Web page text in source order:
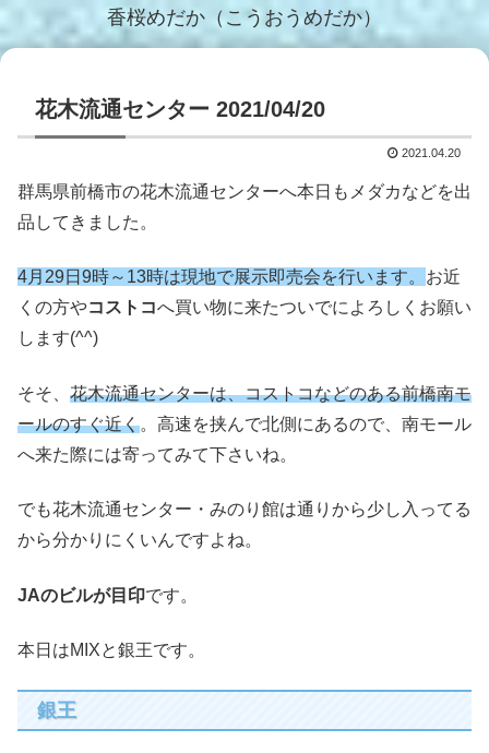
香桜めだか（こうおうめだか）
花木流通センター 2021/04/20
2021.04.20
群馬県前橋市の花木流通センターへ本日もメダカなどを出
品してきました。
4月29日9時～13時は現地で展示即売会を行います。 お近
くの方やコストコへ買い物に来たついでによろしくお願い
します(^^)
そそ、 花木流通センターは、コストコなどのある前橋南モ
ールのすぐ近く。高速を挟んで北側にあるので、南モール
へ来た際には寄ってみて下さいね。
でも花木流通センター・みのり館は通りから少し入ってる
から分かりにくいんですよね。
JAのビルが目印です。
本日はMIXと銀王です。
銀王